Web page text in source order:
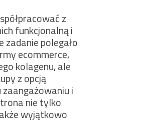
z
funkcjonalną i
polegało
ecommerce,
kolagenu, ale
z opcją
zaangażowaniu i
nie tylko
wyjątkowo